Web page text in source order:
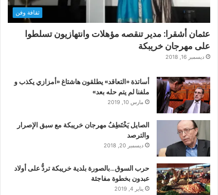
ثقافة وفن
عثمان أشقرا: مدير تنقصه مؤهلات وانتهازيون تسلطوا
على مهرجان خريبكة
ديسمبر 16, 2018
أساتذة «التعاقد» يطلقون هاشتاغ «أمزازي يكذب و
ملفنا لم يتم حله بعد»
مارس 10, 2019
الصايل يَخْتَطِفُ مهرجان خريبكة مع سبق الإصرار
والترصد
ديسمبر 20, 2018
حرب السوق…بالصورة بلدية خريبكة تردُّ على أولاد
عبدون بخطوة مفاجئة
يناير 4, 2019